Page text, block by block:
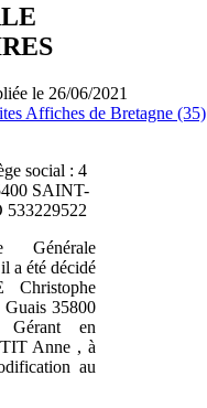
le 26/06/2021
Affiches de Bretagne (35)
social : 4
SAINT-
Générale
a été décidé
35800
en
Anne , à
au